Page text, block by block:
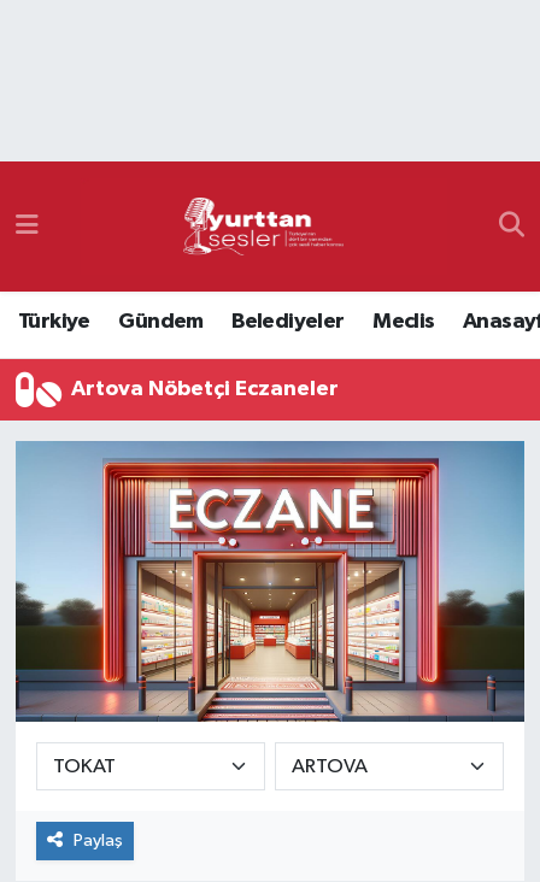
Türkiye Gündem Belediyeler Meclis
Artova Nöbetçi Eczaneler
Paylaş
Namaz Vakitleri
Süper Lig Puan Durumu ve Fikstür
Tüm Manşetler
Son Dakika Haberleri
Haber Arşivi